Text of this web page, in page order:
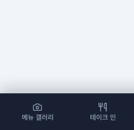
메뉴 갤러리 테이크 인